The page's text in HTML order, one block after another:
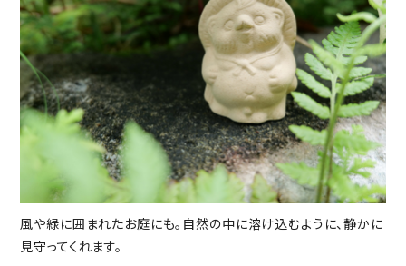
風や緑に囲まれたお庭にも。自然の中に溶け込むように、静かに
見守ってくれます。